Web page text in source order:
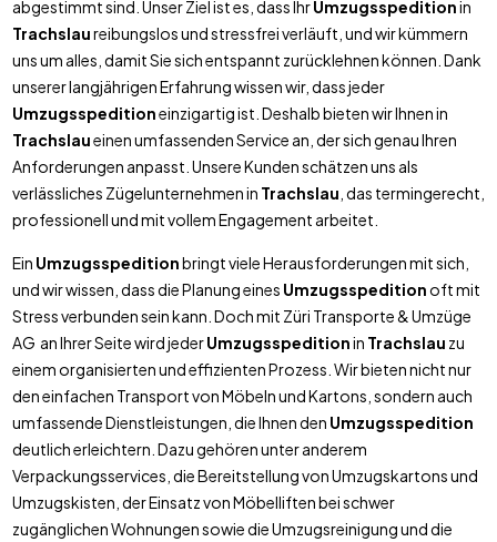
abgestimmt sind. Unser Ziel ist es, dass IhrUmzugsspeditionin
Trachslaureibungslos und stressfrei verläuft, und wir kümmern
uns um alles, damit Sie sich entspannt zurücklehnen können. Dank
unserer langjährigen Erfahrung wissen wir, dass jeder
Umzugsspeditioneinzigartig ist. Deshalb bieten wir Ihnen in
Trachslaueinen umfassenden Service an, der sich genau Ihren
Anforderungen anpasst. Unsere Kunden schätzen uns als
verlässliches Zügelunternehmen in Trachslau , das termingerecht,
professionell und mit vollem Engagement arbeitet.
Ein Umzugsspeditionbringt viele Herausforderungen mit sich,
und wir wissen, dass die Planung eines Umzugsspeditionoft mit
Stress verbunden sein kann. Doch mit Züri Transporte & Umzüge
AG an Ihrer Seite wird jederUmzugsspeditionin Trachslau zu
einem organisierten und effizienten Prozess. Wir bieten nicht nur
den einfachen Transport von Möbeln und Kartons, sondern auch
umfassende Dienstleistungen, die Ihnen den Umzugsspedition
deutlich erleichtern. Dazu gehören unter anderem
Verpackungsservices, die Bereitstellung von Umzugskartons und
Umzugskisten, der Einsatz von Möbelliften bei schwer
zugänglichen Wohnungen sowie die Umzugsreinigung und die